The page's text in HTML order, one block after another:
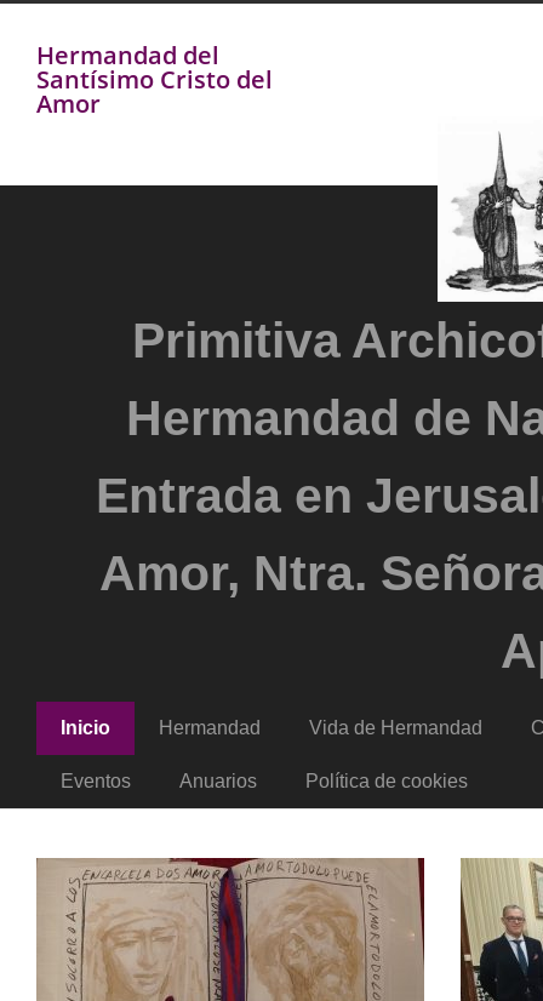
Hermandad del
Santísimo Cristo del
Amor
Primitiva
Hermandad de
Entrada en
Amor, Ntra.
Inicio Hermandad Vida de Hermandad
Eventos Anuarios Política de cookies